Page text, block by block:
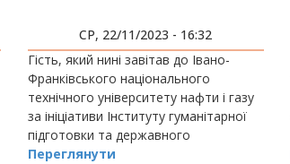
СР, 22/11/2023 - 16:32
Гість, який нині завітав до Івано-
Франківського національного
технічного університету нафти і газу
за ініціативи Інституту гуманітарної
підготовки та державного
управління, відомий всій державі.
Переглянути